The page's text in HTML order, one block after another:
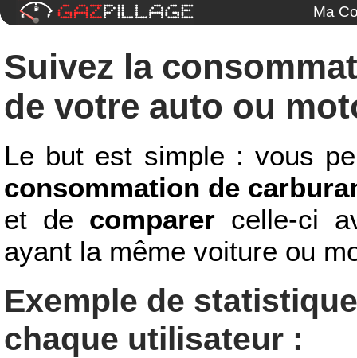
Ma
Suivez la
de votre auto ou
Le but est simple : vous
consommation de
et de comparer celle-ci
ayant la même voiture ou
Exemple de
chaque utilisateur :